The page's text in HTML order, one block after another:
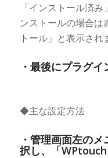
「インストール済
ンストールの場合は
トール」と表示され
・最後にプラグイ
◆主な設定方法
・管理画面左の
択し、「WPtouch